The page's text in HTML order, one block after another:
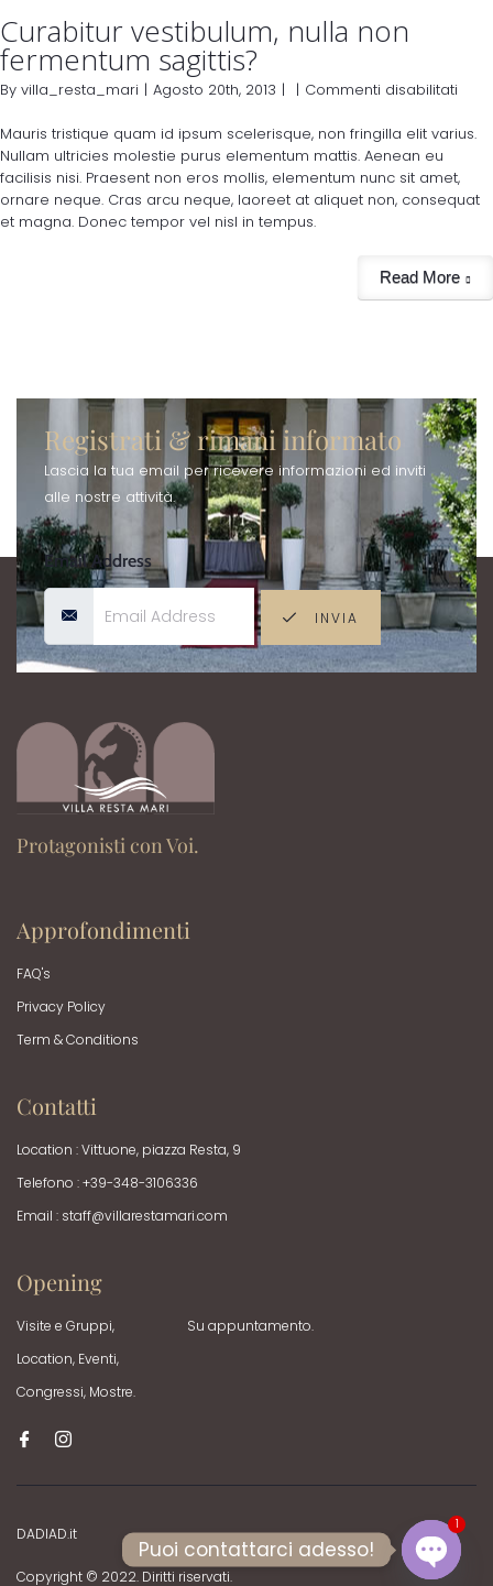
Curabitur vestibulum, nulla non
fermentum sagittis?
By villa_resta_mari | Agosto 20th, 2013 | | Commenti disabilitati
Mauris tristique quam id ipsum scelerisque, non fringilla elit varius.
Nullam ultricies molestie purus elementum mattis. Aenean eu
facilisis nisi. Praesent non eros mollis, elementum nunc sit amet,
ornare neque. Cras arcu neque, laoreet at aliquet non, consequat
et magna. Donec tempor vel nisl in tempus.
Read More
Registrati & rimani informato
Lascia la tua email per ricevere informazioni ed inviti
alle nostre attività.
Email Address
INVIA
Protagonisti con Voi.
Approfondimenti
FAQ's
Privacy Policy
Term & Conditions
Contatti
Location : Vittuone, piazza Resta, 9
Telefono : +39-348-3106336
Email : staff@villarestamari.com
Opening
Visite e Gruppi,
Location, Eventi,
Congressi, Mostre.
Su appuntamento.
DADIAD.it
Copyright © 2022. Diritti riservati.
Puoi contattarci adesso!
1